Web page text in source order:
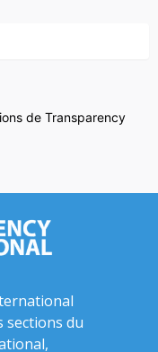
de Transparency
sections du